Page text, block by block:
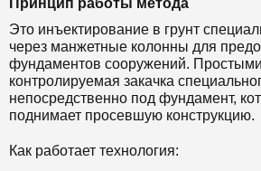
Принцип работы метода
Это инъектирование в грунт
через манжетные колонны для
фундаментов сооружений.
контролируемая закачка
непосредственно под фундамент,
поднимает просевшую конструкцию.
Как работает технология: